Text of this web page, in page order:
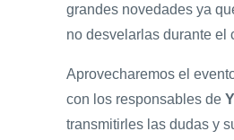
grandes novedades ya
no desvelarlas durante el
Aprovecharemos el
con los responsables de
transmitirles las dudas y